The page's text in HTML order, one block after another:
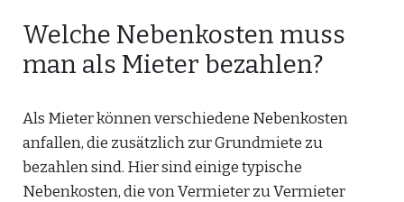
Welche Nebenkosten muss
man als Mieter bezahlen?
Als Mieter können verschiedene Nebenkosten
anfallen, die zusätzlich zur Grundmiete zu
bezahlen sind. Hier sind einige typische
Nebenkosten, die von Vermieter zu Vermieter